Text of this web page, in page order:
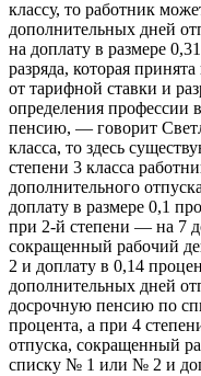
классу, то работник
дополнительных дней
на доплату в размере
разряда, которая
от тарифной ставки и
определения
пенсию, — говорит
класса, то здесь
степени 3 класса
дополнительного
доплату в размере 0,1
при 2-й степени — на 7
сокращенный рабочий
2 и доплату в 0,14
дополнительных дней
досрочную пенсию по
процента, а при 4
отпуска, сокращенный
списку № 1 или № 2 и